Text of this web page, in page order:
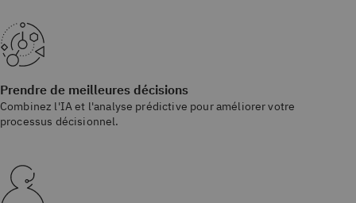
Prendre de meilleures décisions
Combinez l'IA et l'analyse prédictive pour améliorer votre
processus décisionnel.